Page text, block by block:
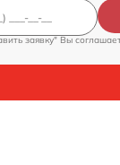
заявку" Вы